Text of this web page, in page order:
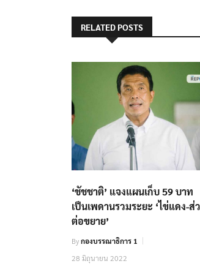
RELATED POSTS
‘ชัชชาติ’ แจงแผนเก็บ 59 บาท
เป็นเพดานรวมระยะ ‘ไข่แดง-ส่
ต่อขยาย’
Byกองบรรณาธิการ 1
28 มิถุนายน 2022